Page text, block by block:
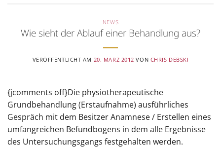
NEWS
Wie sieht der Ablauf einer Behandlung aus?
VERÖFFENTLICHT AM 20. MÄRZ 2012 VON CHRIS DEBSKI
{jcomments off}Die physiotherapeutische
Grundbehandlung (Erstaufnahme) ausführliches
Gespräch mit dem Besitzer Anamnese / Erstellen eines
umfangreichen Befundbogens in dem alle Ergebnisse
des Untersuchungsgangs festgehalten werden.